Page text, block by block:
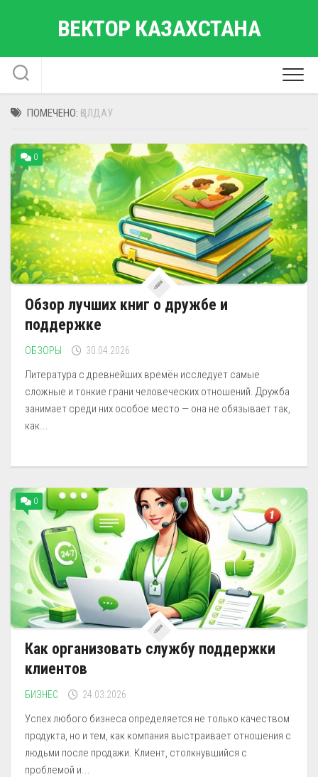
ВЕКТОР КАЗАХСТАНА
ПОМЕЧЕНО: ҚОЛДАУ
0
Обзор лучших книг о дружбе и
поддержке
ОБЗОРЫ 30.04.2026
Литература с древнейших времён исследует самые
сложные и тонкие грани человеческих отношений. Дружба
занимает среди них особое место — она не обязывает так,
как...
0
Как организовать службу поддержки
клиентов
БИЗНЕС 24.03.2026
Успех любого бизнеса определяется не только качеством
продукта, но и тем, как компания выстраивает отношения с
людьми после продажи. Клиент, столкнувшийся с
проблемой и...